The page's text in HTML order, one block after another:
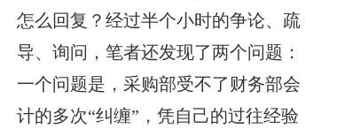
怎么回复？经过半个小时的争论、疏
导、询问，笔者还发现了两个问题：
一个问题是，采购部受不了财务部会
计的多次“纠缠”，凭自己的过往经验